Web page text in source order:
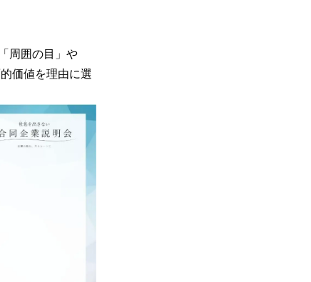
周囲の目」や
価値を理由に選